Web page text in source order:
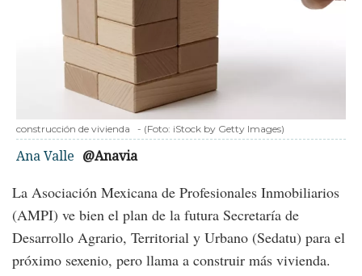
construcción de vivienda - (Foto: iStock by Getty Images)
Ana Valle @Anavia
La Asociación Mexicana de Profesionales Inmobiliarios
(AMPI) ve bien el plan de la futura Secretaría de
Desarrollo Agrario, Territorial y Urbano (Sedatu) para el
próximo sexenio, pero llama a construir más vivienda.